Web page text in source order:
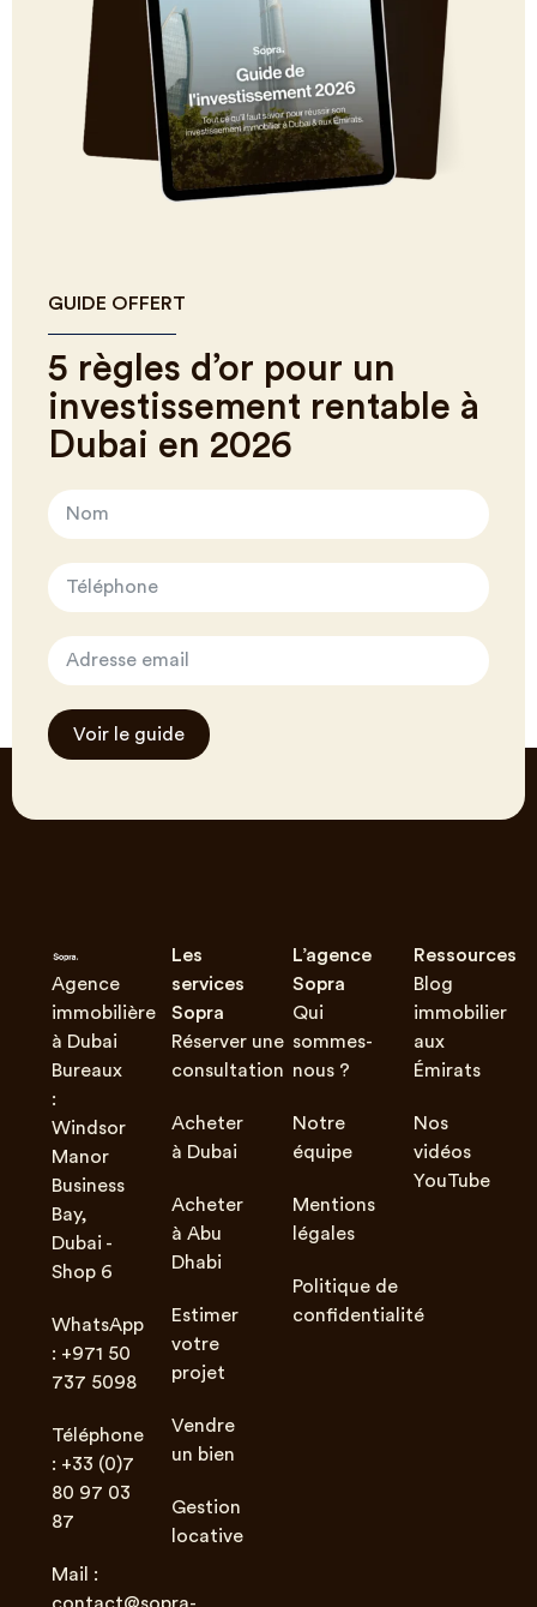
GUIDE OFFERT
5 règles d’or pour un
investissement rentable à
Dubai en 2026
Voir le guide
Agence
immobilière
à Dubai
Bureaux
:
Windsor
Manor
Business
Bay,
Dubai -
Shop 6
WhatsApp
: +971 50
737 5098
Téléphone
: +33 (0)7
80 97 03
87
Mail :
contact@sopra-
Les
services
Sopra
Réserver une
consultation
Acheter
à Dubai
Acheter
à Abu
Dhabi
Estimer
votre
projet
Vendre
un bien
Gestion
locative
L’agence
Sopra
Qui
sommes-
nous ?
Notre
équipe
Mentions
légales
Politique de
confidentialité
Ressources
Blog
immobilier
aux
Émirats
Nos
vidéos
YouTube